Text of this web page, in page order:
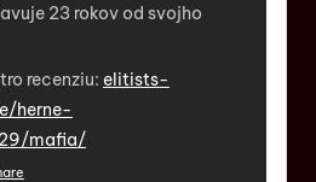
23 rokov od svojho
recenziu: elitists-
herne-
mafia/